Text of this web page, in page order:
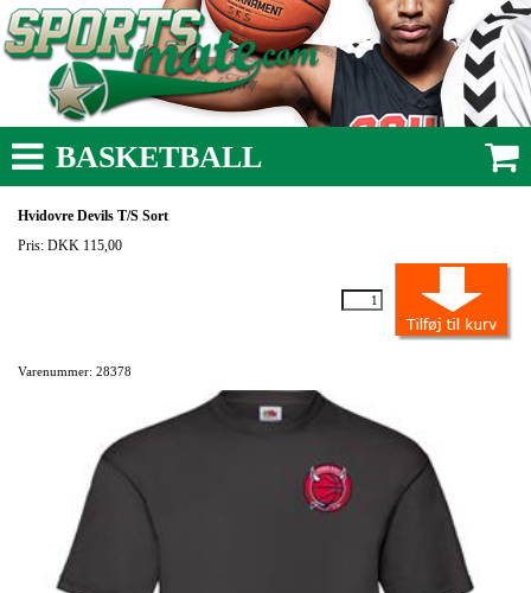
BASKETBALL
Hvidovre Devils T/S Sort
Pris: DKK 115,00
Varenummer: 28378